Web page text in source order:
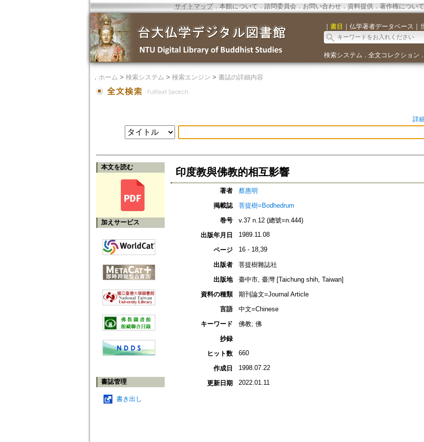
サイトマップ．本館について ． 諮問委員会． お問い合わせ． 資料提供． 著作権について
｜ 書目 ｜ 仏学著者データベース ｜
検索システム ． 全文コレクション ．
． ホーム > 検索システム > 検索エンジン > 書誌の詳細内容
詳
本文を読む
加えサービス
書誌管理
書き出し
印度教與佛教的相互影響
著者
蔡惠明
掲載誌
菩提樹=Bodhedrum
巻号
v.37 n.12 (總號=n.444)
出版年月日
1989.11.08
ページ 16 - 18,39
出版者
菩提樹雜誌社
出版地
臺中市, 臺灣 [Taichung shih, Taiwan]
資料の種類
期刊論文=Journal Article
言語
中文=Chinese
キーワード
佛教; 佛
抄録
ヒット数
660
作成日 1998.07.22
更新日期 2022.01.11